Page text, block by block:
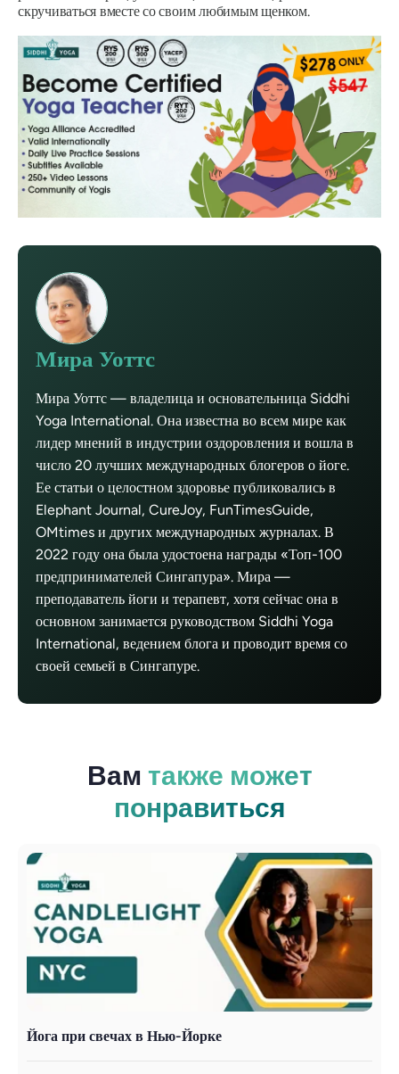
скручиваться вместе со своим любимым щенком.
Мира Уоттс
Мира Уоттс — владелица и основательница Siddhi
Yoga International. Она известна во всем мире как
лидер мнений в индустрии оздоровления и вошла в
число 20 лучших международных блогеров о йоге.
Ее статьи о целостном здоровье публиковались в
Elephant Journal, CureJoy, FunTimesGuide,
OMtimes и других международных журналах. В
2022 году она была удостоена награды «Топ-100
предпринимателей Сингапура». Мира —
преподаватель йоги и терапевт, хотя сейчас она в
основном занимается руководством Siddhi Yoga
International, ведением блога и проводит время со
своей семьей в Сингапуре.
Вам также может
понравиться
Йога при свечах в Нью-Йорке